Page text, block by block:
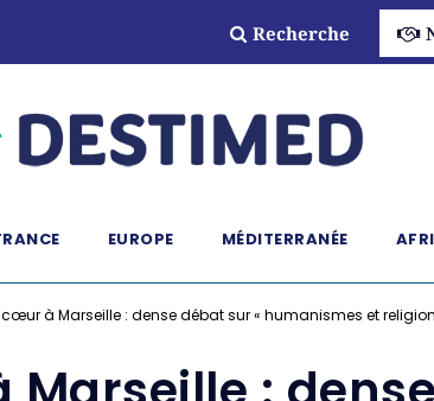
Recherche
EUROPE MÉDITERRANÉE
à Marseille : dense débat sur « humanismes et